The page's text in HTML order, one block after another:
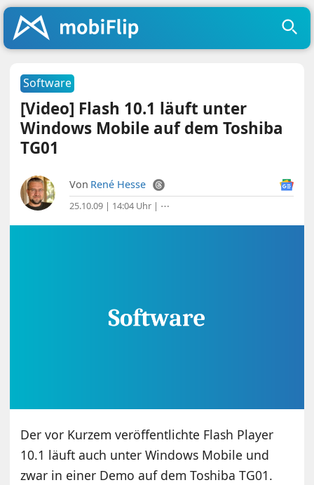
Software
[Video] Flash 10.1 läuft unter
Windows Mobile auf dem Toshiba
TG01
Von René Hesse
25.10.09 | 14:04 Uhr | ⋯
Der vor Kurzem veröffentlichte Flash Player
10.1 läuft auch unter Windows Mobile und
zwar in einer Demo auf dem Toshiba TG01.